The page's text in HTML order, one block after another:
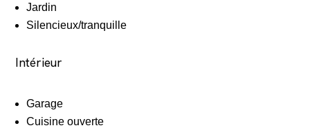
Jardin
Silencieux/tranquille
Intérieur
Garage
Cuisine ouverte